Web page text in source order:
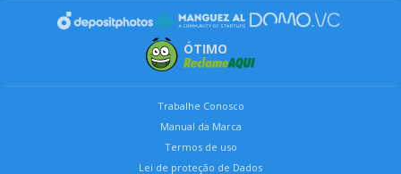
ÓTIMO
Trabalhe Conosco
Manual da Marca
Termos de uso
Lei de proteção de Dados